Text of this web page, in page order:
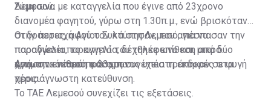
Λεμεσού.
Σύμφωνα με καταγγελία που έγινε από 23χρονο
διανομέα φαγητού, γύρω στη 1.30π.μ., ενώ βρισκόταν
στην περιοχή Αγίου Συλά στη Λεμεσό, για να
παραδώσει παραγγελία, δέχθηκε επίθεση από δύο
άγνωστα νεαρά πρόσωπα.
Οι δράστες, αφού τον κτύπησαν, του απέσπασαν την
παραγγελία, το κινητό του τηλέφωνο και μικρό
χρηματικό ποσό, και στη συνέχεια τράπηκαν σε φυγή
προς άγνωστη κατεύθυνση.
Από την επίθεση ο 23χρονος υπέστη εκδορές στα
χέρια.
Το ΤΑΕ Λεμεσού συνεχίζει τις εξετάσεις.